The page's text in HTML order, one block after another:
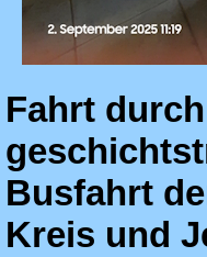
Fahrt
Busfahrt
Kreis und